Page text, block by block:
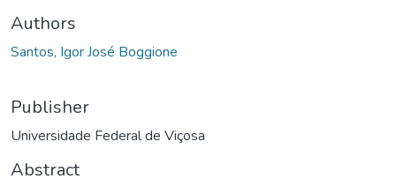
Authors
Santos, Igor José Boggione
Publisher
Universidade Federal de Viçosa
Abstract